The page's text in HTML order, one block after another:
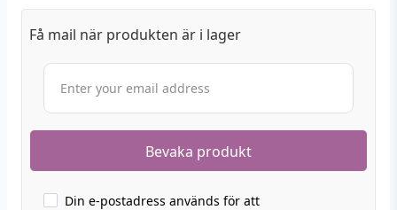
Få mail när produkten är i lager
Din e-postadress används för att